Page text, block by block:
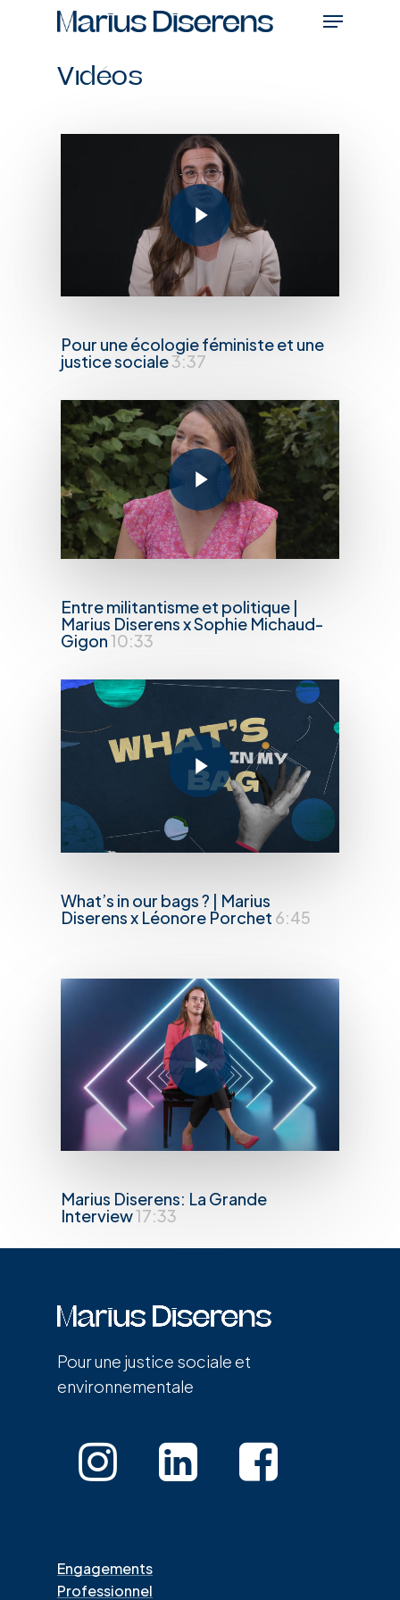
Menu
Vidéos
Play Video
Pour une écologie féministe et une
justice sociale3:37
Play Video
Entre militantisme et politique |
Marius Diserens x Sophie Michaud-
Gigon10:33
Play Video
What’s in our bags ? | Marius
Diserens x Léonore Porchet 6:45
Play Video
Marius Diserens: La Grande
Interview17:33
Pour une justice sociale et
environnementale
Engagements
Professionnel